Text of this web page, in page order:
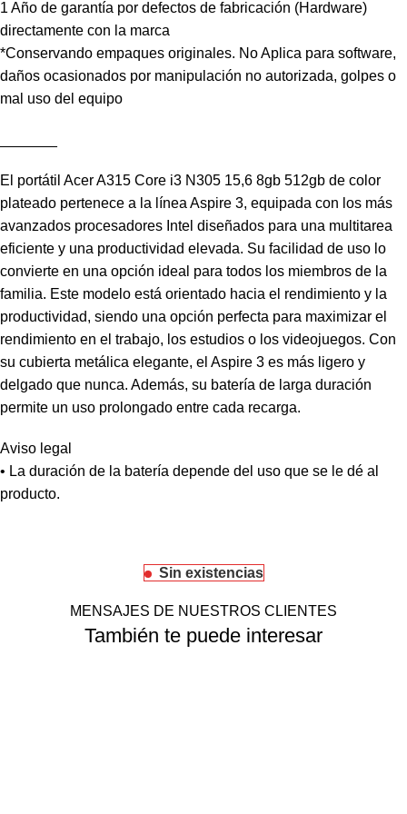
1 Año de garantía por defectos de fabricación (Hardware)
directamente con la marca
*Conservando empaques originales. No Aplica para software,
daños ocasionados por manipulación no autorizada, golpes o
mal uso del equipo
El portátil Acer A315 Core i3 N305 15,6 8gb 512gb de color
plateado pertenece a la línea Aspire 3, equipada con los más
avanzados procesadores Intel diseñados para una multitarea
eficiente y una productividad elevada. Su facilidad de uso lo
convierte en una opción ideal para todos los miembros de la
familia. Este modelo está orientado hacia el rendimiento y la
productividad, siendo una opción perfecta para maximizar el
rendimiento en el trabajo, los estudios o los videojuegos. Con
su cubierta metálica elegante, el Aspire 3 es más ligero y
delgado que nunca. Además, su batería de larga duración
permite un uso prolongado entre cada recarga.
Aviso legal
• La duración de la batería depende del uso que se le dé al
producto.
Sin existencias
MENSAJES DE NUESTROS CLIENTES
También te puede interesar